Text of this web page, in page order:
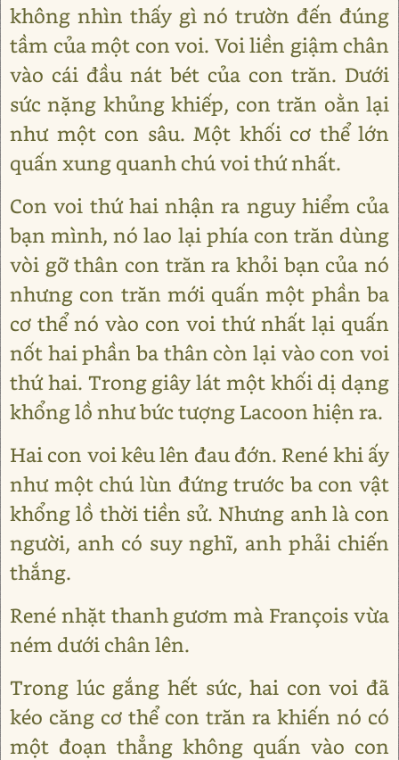
không nhìn thấy gì nó trườn đến đúng
tầm của một con voi. Voi liền giậm chân
vào cái đầu nát bét của con trăn. Dưới
sức nặng khủng khiếp, con trăn oằn lại
như một con sâu. Một khối cơ thể lớn
quấn xung quanh chú voi thứ nhất.
Con voi thứ hai nhận ra nguy hiểm của
bạn mình, nó lao lại phía con trăn dùng
vòi gỡ thân con trăn ra khỏi bạn của nó
nhưng con trăn mới quấn một phần ba
cơ thể nó vào con voi thứ nhất lại quấn
nốt hai phần ba thân còn lại vào con voi
thứ hai. Trong giây lát một khối dị dạng
khổng lồ như bức tượng Lacoon hiện ra.
Hai con voi kêu lên đau đớn. René khi ấy
như một chú lùn đứng trước ba con vật
khổng lồ thời tiền sử. Nhưng anh là con
người, anh có suy nghĩ, anh phải chiến
thắng.
René nhặt thanh gươm mà François vừa
ném dưới chân lên.
Trong lúc gắng hết sức, hai con voi đã
kéo căng cơ thể con trăn ra khiến nó có
một đoạn thẳng không quấn vào con